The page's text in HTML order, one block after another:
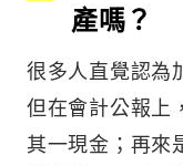
產嗎？
很多人直覺認為
但在會計公報上
其一現金；再來